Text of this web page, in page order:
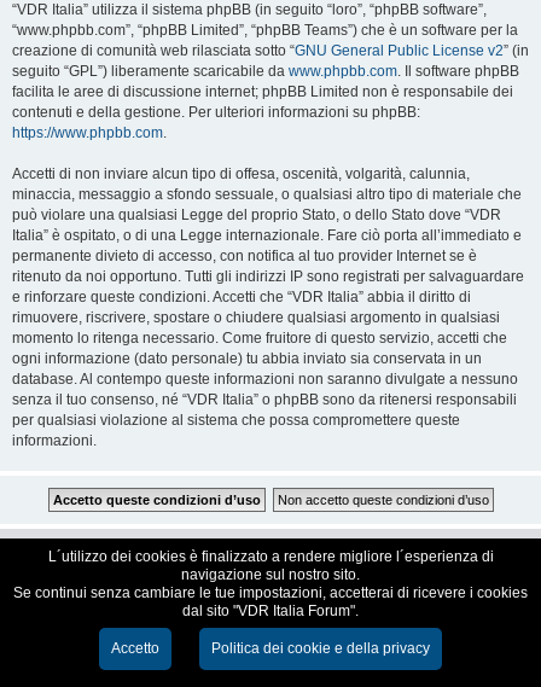
“VDR Italia” utilizza il sistema phpBB (in seguito “loro”, “phpBB software”,
“www.phpbb.com”, “phpBB Limited”, “phpBB Teams”) che è un software per la
creazione di comunità web rilasciata sotto “GNU General Public License v2” (in
seguito “GPL”) liberamente scaricabile da www.phpbb.com. Il software phpBB
facilita le aree di discussione internet; phpBB Limited non è responsabile dei
contenuti e della gestione. Per ulteriori informazioni su phpBB:
https://www.phpbb.com.
Accetti di non inviare alcun tipo di offesa, oscenità, volgarità, calunnia,
minaccia, messaggio a sfondo sessuale, o qualsiasi altro tipo di materiale che
può violare una qualsiasi Legge del proprio Stato, o dello Stato dove “VDR
Italia” è ospitato, o di una Legge internazionale. Fare ciò porta all’immediato e
permanente divieto di accesso, con notifica al tuo provider Internet se è
ritenuto da noi opportuno. Tutti gli indirizzi IP sono registrati per salvaguardare
e rinforzare queste condizioni. Accetti che “VDR Italia” abbia il diritto di
rimuovere, riscrivere, spostare o chiudere qualsiasi argomento in qualsiasi
momento lo ritenga necessario. Come fruitore di questo servizio, accetti che
ogni informazione (dato personale) tu abbia inviato sia conservata in un
database. Al contempo queste informazioni non saranno divulgate a nessuno
senza il tuo consenso, né “VDR Italia” o phpBB sono da ritenersi responsabili
per qualsiasi violazione al sistema che possa compromettere queste
informazioni.
VDR Italia, comunità italiana utilizzatori VDR
Creato daphpBB® Forum Software © phpBB Limited
Traduzione ItalianaphpBB-Italia.it
L´utilizzo dei cookies è finalizzato a rendere migliore l´esperienza di
navigazione sul nostro sito.
Se continui senza cambiare le tue impostazioni, accetterai di ricevere i cookies
dal sito "VDR Italia Forum".
Accetto Politica dei cookie e della privacy